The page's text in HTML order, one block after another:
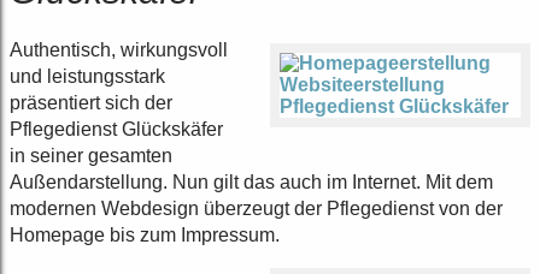
Authentisch, wirkungsvoll
und leistungsstark
präsentiert sich der
Pflegedienst Glückskäfer
in seiner gesamten
Außendarstellung. Nun gilt das auch im Internet. Mit dem
modernen Webdesign überzeugt der Pflegedienst von der
Homepage bis zum Impressum.